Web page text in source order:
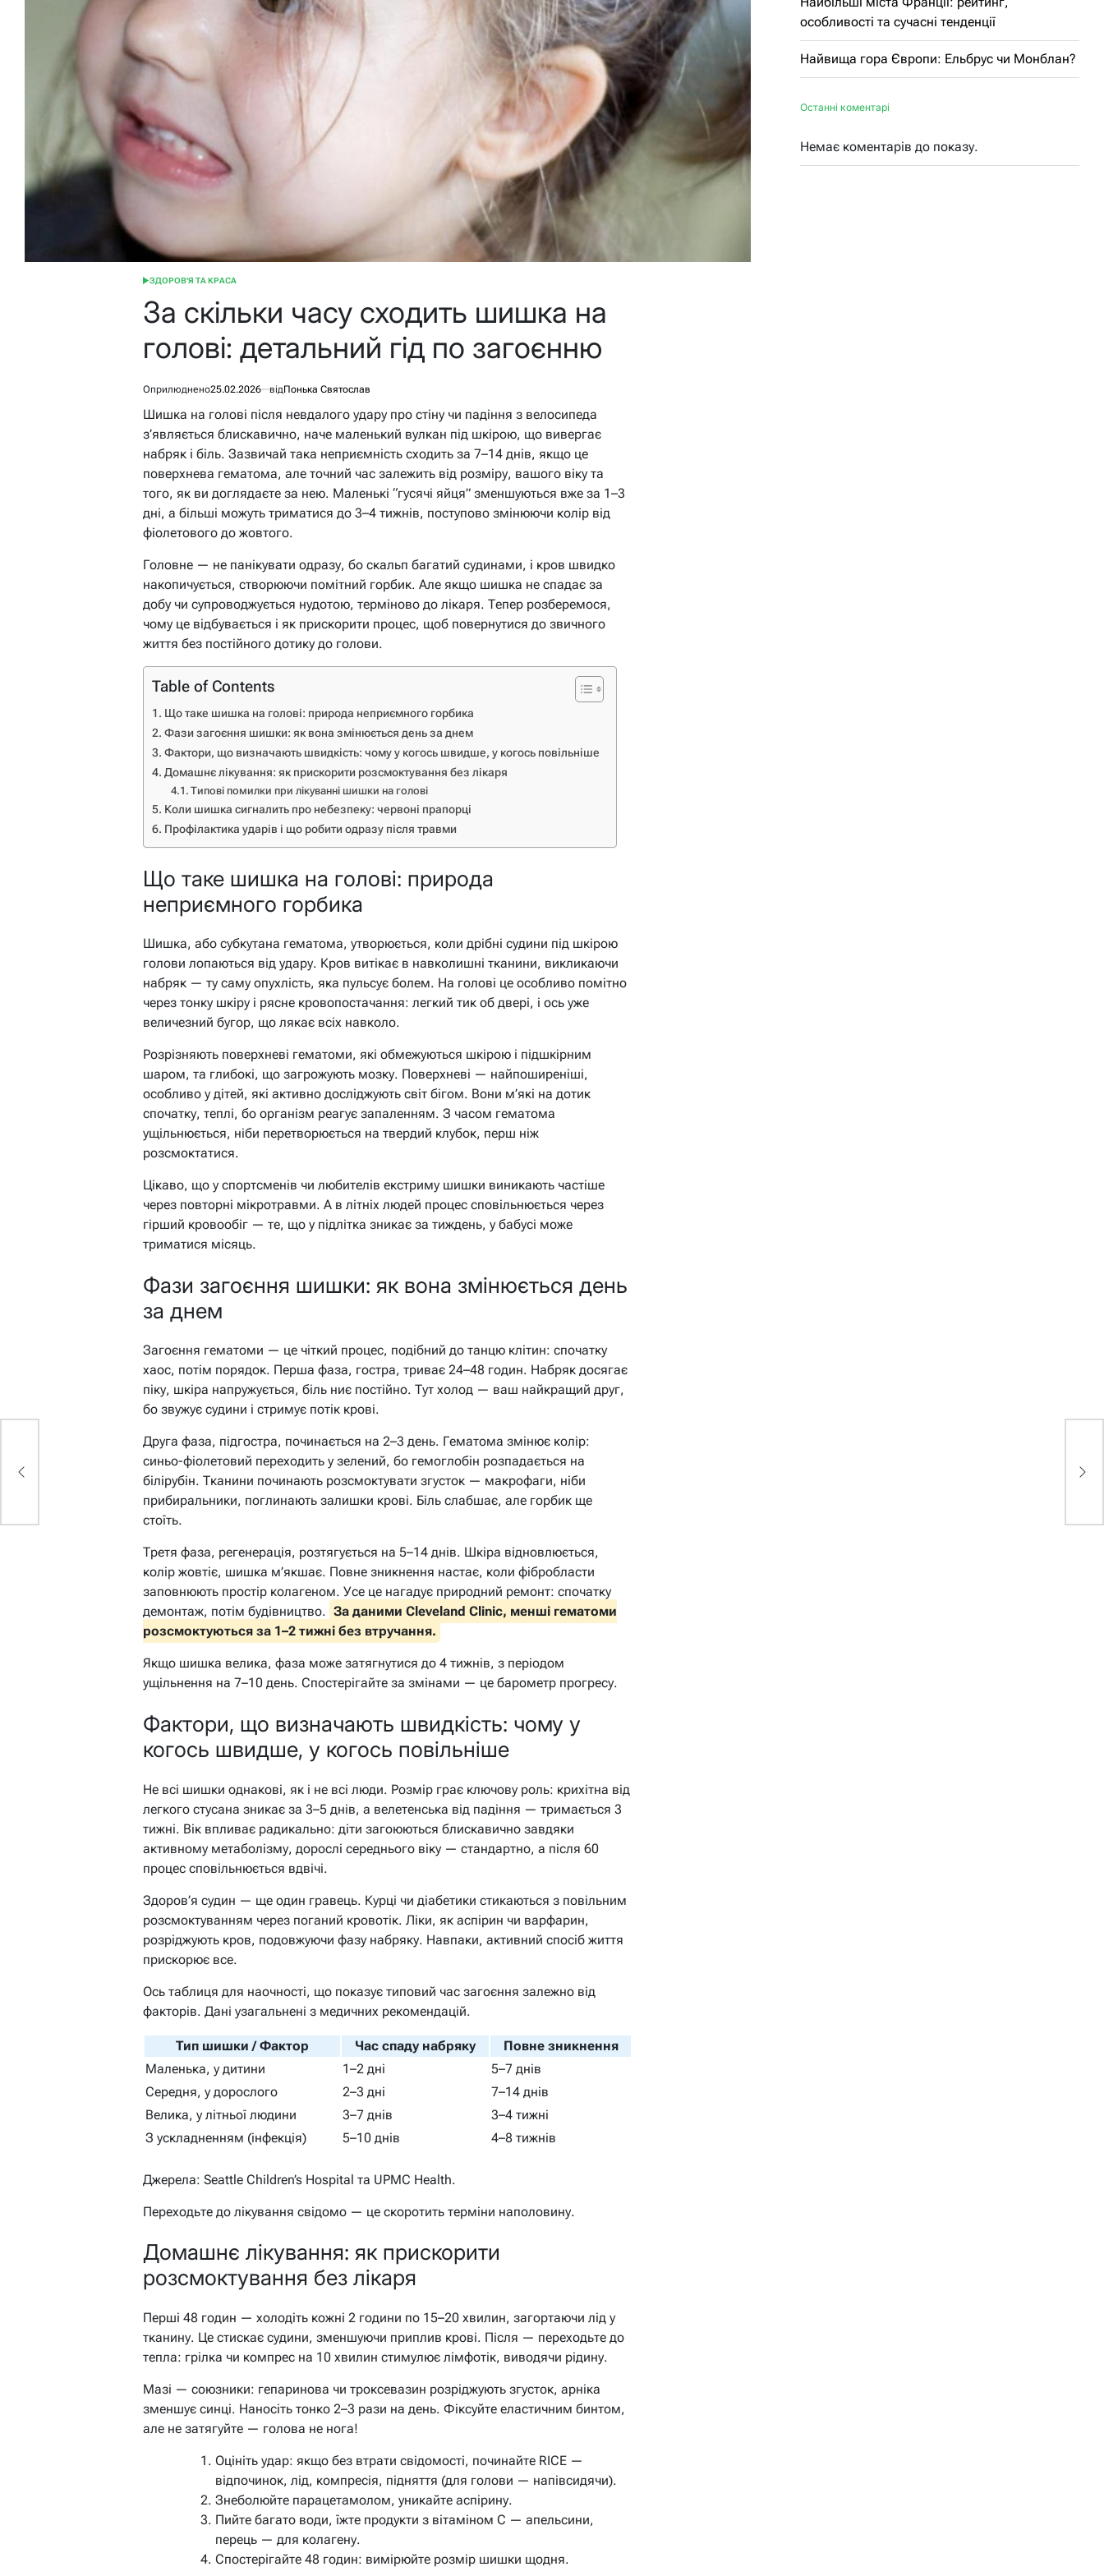
ОПУБЛІКУВАТИ
ЗДОРОВ'Я ТА КРАСА
За скільки часу сходить шишка на
голові: детальний гід по загоєнню
Оприлюднено25.02.2026 відПонька Святослав
Шишка на голові після невдалого удару про стіну чи падіння з велосипеда
з’являється блискавично, наче маленький вулкан під шкірою, що вивергає
набряк і біль. Зазвичай така неприємність сходить за 7–14 днів, якщо це
поверхнева гематома, але точний час залежить від розміру, вашого віку та
того, як ви доглядаєте за нею. Маленькі “гусячі яйця” зменшуються вже за 1–3
дні, а більші можуть триматися до 3–4 тижнів, поступово змінюючи колір від
фіолетового до жовтого.
Головне — не панікувати одразу, бо скальп багатий судинами, і кров швидко
накопичується, створюючи помітний горбик. Але якщо шишка не спадає за
добу чи супроводжується нудотою, терміново до лікаря. Тепер розберемося,
чому це відбувається і як прискорити процес, щоб повернутися до звичного
життя без постійного дотику до голови.
Table of Contents
Що таке шишка на голові: природа неприємного горбика
Фази загоєння шишки: як вона змінюється день за днем
Фактори, що визначають швидкість: чому у когось швидше, у когось повільніше
Домашнє лікування: як прискорити розсмоктування без лікаря
Типові помилки при лікуванні шишки на голові
Коли шишка сигналить про небезпеку: червоні прапорці
Профілактика ударів і що робити одразу після травми
Що таке шишка на голові: природа
неприємного горбика
Шишка, або субкутана гематома, утворюється, коли дрібні судини під шкірою
голови лопаються від удару. Кров витікає в навколишні тканини, викликаючи
набряк — ту саму опухлість, яка пульсує болем. На голові це особливо помітно
через тонку шкіру і рясне кровопостачання: легкий тик об двері, і ось уже
величезний бугор, що лякає всіх навколо.
Розрізняють поверхневі гематоми, які обмежуються шкірою і підшкірним
шаром, та глибокі, що загрожують мозку. Поверхневі — найпоширеніші,
особливо у дітей, які активно досліджують світ бігом. Вони м’які на дотик
спочатку, теплі, бо організм реагує запаленням. З часом гематома
ущільнюється, ніби перетворюється на твердий клубок, перш ніж
розсмоктатися.
Цікаво, що у спортсменів чи любителів екстриму шишки виникають частіше
через повторні мікротравми. А в літніх людей процес сповільнюється через
гірший кровообіг — те, що у підлітка зникає за тиждень, у бабусі може
триматися місяць.
Фази загоєння шишки: як вона змінюється день
за днем
Загоєння гематоми — це чіткий процес, подібний до танцю клітин: спочатку
хаос, потім порядок. Перша фаза, гостра, триває 24–48 годин. Набряк досягає
піку, шкіра напружується, біль ниє постійно. Тут холод — ваш найкращий друг,
бо звужує судини і стримує потік крові.
Друга фаза, підгостра, починається на 2–3 день. Гематома змінює колір:
синьо-фіолетовий переходить у зелений, бо гемоглобін розпадається на
білірубін. Тканини починають розсмоктувати згусток — макрофаги, ніби
прибиральники, поглинають залишки крові. Біль слабшає, але горбик ще
стоїть.
Третя фаза, регенерація, розтягується на 5–14 днів. Шкіра відновлюється,
колір жовтіє, шишка м’якшає. Повне зникнення настає, коли фібробласти
заповнюють простір колагеном. Усе це нагадує природний ремонт: спочатку
демонтаж, потім будівництво. За даними Cleveland Clinic, менші гематоми
розсмоктуються за 1–2 тижні без втручання.
Якщо шишка велика, фаза може затягнутися до 4 тижнів, з періодом
ущільнення на 7–10 день. Спостерігайте за змінами — це барометр прогресу.
Фактори, що визначають швидкість: чому у
когось швидше, у когось повільніше
Не всі шишки однакові, як і не всі люди. Розмір грає ключову роль: крихітна від
легкого стусана зникає за 3–5 днів, а велетенська від падіння — тримається 3
тижні. Вік впливає радикально: діти загоюються блискавично завдяки
активному метаболізму, дорослі середнього віку — стандартно, а після 60
процес сповільнюється вдвічі.
Здоров’я судин — ще один гравець. Курці чи діабетики стикаються з повільним
розсмоктуванням через поганий кровотік. Ліки, як аспірин чи варфарин,
розріджують кров, подовжуючи фазу набряку. Навпаки, активний спосіб життя
прискорює все.
Ось таблиця для наочності, що показує типовий час загоєння залежно від
факторів. Дані узагальнені з медичних рекомендацій.
Тип шишки / Фактор Час спаду набряку
Повне зникнення
Маленька, у дитини
1–2 дні
5–7 днів
Середня, у дорослого
2–3 дні
7–14 днів
Велика, у літньої людини
3–7 днів
3–4 тижні
З ускладненням (інфекція)
5–10 днів 4–8 тижнів
Джерела: Seattle Children’s Hospital та UPMC Health.
Переходьте до лікування свідомо — це скоротить терміни наполовину.
Домашнє лікування: як прискорити
розсмоктування без лікаря
Перші 48 годин — холодіть кожні 2 години по 15–20 хвилин, загортаючи лід у
тканину. Це стискає судини, зменшуючи приплив крові. Після — переходьте до
тепла: грілка чи компрес на 10 хвилин стимулює лімфотік, виводячи рідину.
Мазі — союзники: гепаринова чи троксевазин розріджують згусток, арніка
зменшує синці. Наносіть тонко 2–3 рази на день. Фіксуйте еластичним бинтом,
але не затягуйте — голова не нога!
Оцініть удар: якщо без втрати свідомості, починайте RICE —
відпочинок, лід, компресія, підняття (для голови — напівсидячи).
Знеболюйте парацетамолом, уникайте аспірину.
Пийте багато води, їжте продукти з вітаміном C — апельсини,
перець — для колагену.
Спостерігайте 48 годин: вимірюйте розмір шишки щодня.
особливості та сучасні тенденції
Найвища гора Європи: Ельбрус чи Монблан?
Останні коментарі
Немає коментарів до показу.